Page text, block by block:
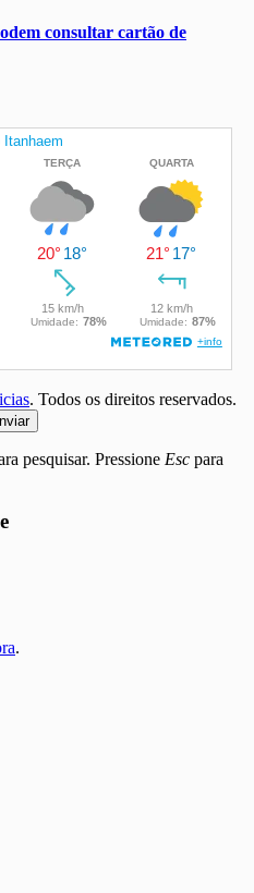
consultar cartão de
. Todos os direitos reservados.
pesquisar. Pressione Esc para
.